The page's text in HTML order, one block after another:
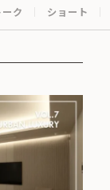
ク ショート